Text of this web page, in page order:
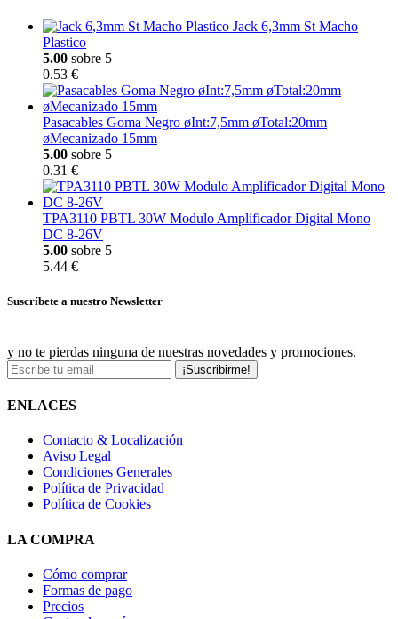
Jack 6,3mm St Macho
Plastico
5.00 sobre 5
0.53 €
Pasacables Goma Negro øInt:7,5mm øTotal:20mm
øMecanizado 15mm
5.00 sobre 5
0.31 €
TPA3110 PBTL 30W Modulo Amplificador Digital Mono
DC 8-26V
5.00 sobre 5
5.44 €
Suscríbete a nuestro Newsletter
y no te pierdas ninguna de nuestras novedades y promociones.
¡Suscribirme!
ENLACES
Contacto & Localización
Aviso Legal
Condiciones Generales
Política de Privacidad
Política de Cookies
LA COMPRA
Cómo comprar
Formas de pago
Precios